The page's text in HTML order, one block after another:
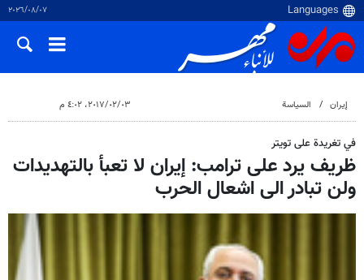
٠٧‏/٠٨‏/٢٠٢٦
إيران السياسة ٠٣‏/٠٢‏/٢٠١٧، ٤:٠٢ م
في تغريدة على تويتر
ظريف يرد على ترامب: إيران لا تعبأ بالتهديدات
ولن تبادر الى اشعال الحرب